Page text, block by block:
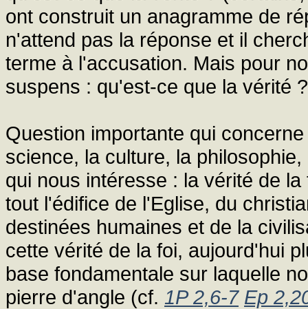
ont construit un anagramme de
n'attend pas la réponse et il
terme à l'accusation. Mais pour
suspens : qu'est-ce que la vérité ?
Question importante qui
science, la culture, la
qui nous intéresse : la vérité de
tout l'édifice de l'Eglise, du
destinées humaines et de la
cette vérité de la foi, aujourd'hui
base fondamentale sur laquelle
pierre d'angle (cf. 1P 2,6-7 Ep